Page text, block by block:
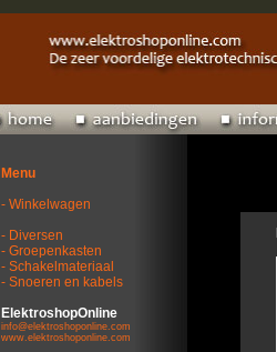
Menu
- Winkelwagen
- Diversen
- Groepenkasten
- Schakelmateriaal
- Snoeren en kabels
ElektroshopOnline
info@elektroshoponline.com
www.elektroshoponline.com